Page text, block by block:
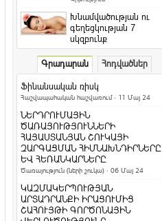
Խնամվածության ու
գեղեցկության 7
սկզբունք
Ի՞նչ դաջվածքներ են
նախընտրում հայերը և
արդյո՞ք հասկանու...
Երկնագույն աչքերով կատուն
համացանցի աստղ է դարձել
Տեսանյութեր / Ֆոտո
Ամանոր 2016` Կարմիր կամ Կրակե
Տոներ և օրեր
Կենդանակերպի
Գրադարան Հոդվածներ
Ֆինանսական ռիսկ
Հաշվապահական հաշվառում· 11 Մայ 24
ՆԵՐԴՐՈՒՄԱՅԻՆ
ԾԱՌԱՅՈՒԹՅՈՒՆՆԵՐԻ
ՀԱՅԱՍՏԱՆՅԱՆ ՇՈՒԿԱՅԻ
ԶԱՐԳԱՑՄԱՆ ՀԻՄՆԱԽՆԴԻՐՆԵՐԸ
ԵՎ ՀԵՌԱՆԿԱՐՆԵՐԸ
Ծառայություն (ների շուկա) · 06 Մայ 24
ԿԱԶՄԱԿԵՐՊՈՒԹՅԱՆ
ԱՐՏԱԴՐԱՆՔԻ ԻՐԱՑՈՒՄԻՑ
ՇԱՀՈՒՅԹԻ ԳՈՐԾՈՆԱՅԻՆ